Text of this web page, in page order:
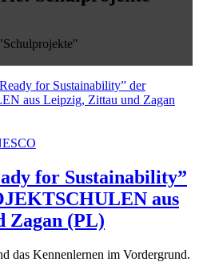
for Sustainability” der
aus Leipzig, Zittau und Zagan
for Sustainability”
aus
Zagan (PL)
das Kennenlernen im Vordergrund.